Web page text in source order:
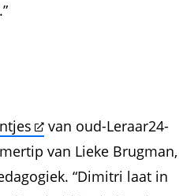
van oud-Leraar24-
van Lieke Brugman,
“Dimitri laat in